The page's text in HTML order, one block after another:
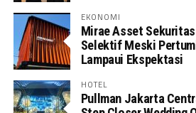
EKONOMI
Mirae Asset
Selektif Meski
Lampaui Ekspektasi
HOTEL
Pullman Jakarta